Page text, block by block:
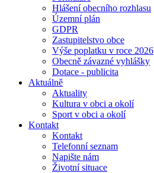
Hlášení obecního rozhlasu
Územní plán
GDPR
Zastupitelstvo obce
Výše poplatku v roce 2026
Obecně závazné vyhlášky
Dotace - publicita
Aktuálně
Aktuality
Kultura v obci a okolí
Sport v obci a okolí
Kontakt
Kontakt
Telefonní seznam
Napište nám
Životní situace